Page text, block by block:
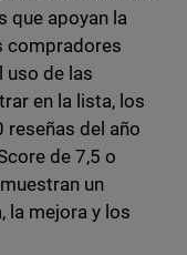
que apoyan la
compradores
uso de las
en la lista, los
del año
de 7,5 o
un
la mejora y los